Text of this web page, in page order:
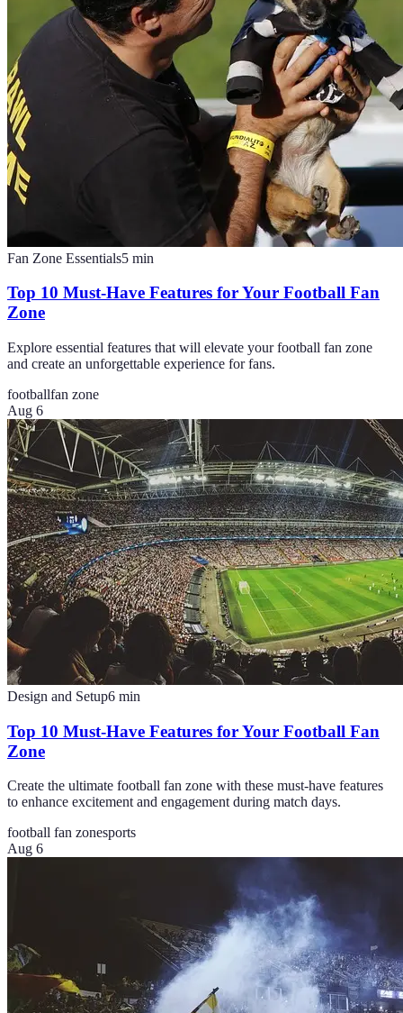
Fan Zone Essentials5 min
Top 10 Must-Have Features for Your Football Fan
Zone
Explore essential features that will elevate your football fan zone
and create an unforgettable experience for fans.
footballfan zone
Aug 6
Design and Setup6 min
Top 10 Must-Have Features for Your Football Fan
Zone
Create the ultimate football fan zone with these must-have features
to enhance excitement and engagement during match days.
football fan zonesports
Aug 6